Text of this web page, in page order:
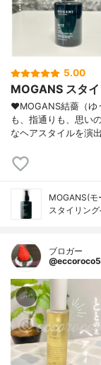
5.00
MOGANS スタ
♥MOGANS結薔（ゆ
も、指通りも、思い
なヘアスタイルを演
MOGANS(モ
スタイリン
ブロガー
@eccoroco5